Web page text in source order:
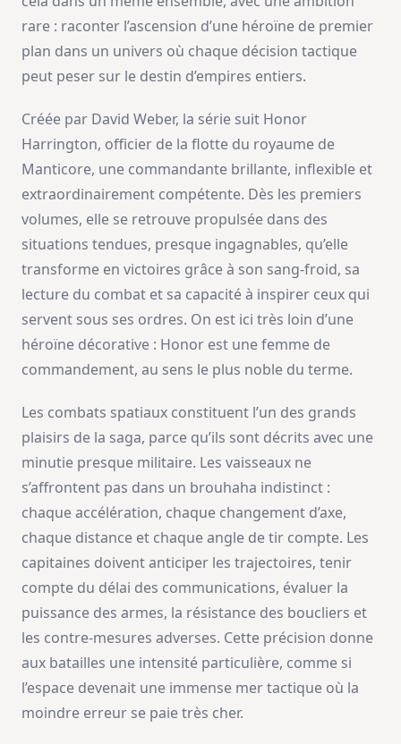
rare : raconter l’ascension d’une héroïne de premier
plan dans un univers où chaque décision tactique
peut peser sur le destin d’empires entiers.
Créée par David Weber, la série suit Honor
Harrington, officier de la flotte du royaume de
Manticore, une commandante brillante, inflexible et
extraordinairement compétente. Dès les premiers
volumes, elle se retrouve propulsée dans des
situations tendues, presque ingagnables, qu’elle
transforme en victoires grâce à son sang-froid, sa
lecture du combat et sa capacité à inspirer ceux qui
servent sous ses ordres. On est ici très loin d’une
héroïne décorative : Honor est une femme de
commandement, au sens le plus noble du terme.
Les combats spatiaux constituent l’un des grands
plaisirs de la saga, parce qu’ils sont décrits avec une
minutie presque militaire. Les vaisseaux ne
s’affrontent pas dans un brouhaha indistinct :
chaque accélération, chaque changement d’axe,
chaque distance et chaque angle de tir compte. Les
capitaines doivent anticiper les trajectoires, tenir
compte du délai des communications, évaluer la
puissance des armes, la résistance des boucliers et
les contre-mesures adverses. Cette précision donne
aux batailles une intensité particulière, comme si
l’espace devenait une immense mer tactique où la
moindre erreur se paie très cher.